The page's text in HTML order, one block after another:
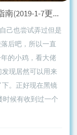
无限免费注册Netflix教程-黑镜观看指南(2019-1-7更新bin)
己也尝试弄过但是
后吧，所以一直
的小鸡，看大佬
现居然可以用来
。正好现在黑镜
时候有收到过一个